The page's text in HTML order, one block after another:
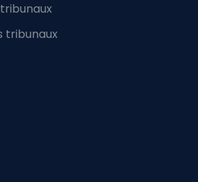
tribunaux